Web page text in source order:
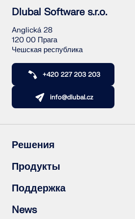
Dlubal Software s.r.o.
Anglická 28
120 00 Прага
Чешская республика
+420 227 203 203
info@dlubal.cz
Решения
Железобетонные конструкции
Стальные конструкции
Стальные соединения
Продукты
RFEM 6
RSTAB 9
RSECTION 1
RWIND 3
Поддержка
Часто задаваемые вопросы (FAQ)
Задать индивидуальный вопрос
News